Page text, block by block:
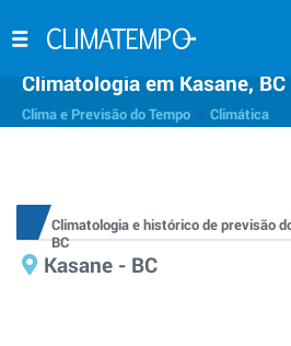
Climatologia em Kasane, BC
Clima e Previsão do Tempo Climática
Climatologia e histórico de previsão
BC
Kasane - BC